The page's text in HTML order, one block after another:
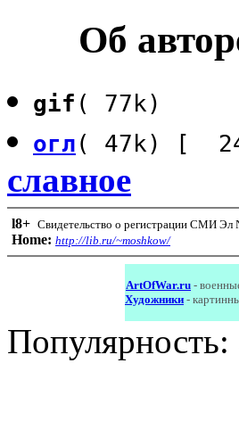
Об
gif (
огл( 47k)
славное
l8+ Свидетельство о регистрации СМИ
Home: http://lib.ru/~moshkow/
ArtOfWar.ru -
Художники -
Популярность: